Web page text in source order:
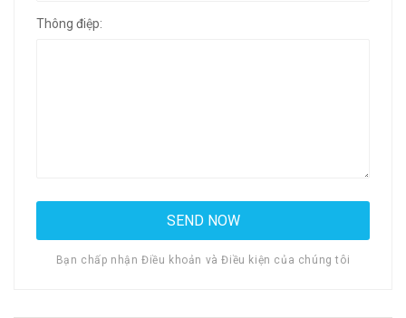
Thông điệp:
Bạn chấp nhận Điều khoản và Điều kiện của chúng tôi